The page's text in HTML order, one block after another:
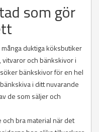
som gör
duktiga köksbutiker
och bänkskivor i
bänkskivor för en hel
i ditt nuvarande
de som säljer och
bra material när det